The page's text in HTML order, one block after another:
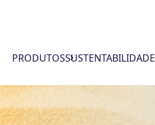
PRODUTOSSUSTENTABILIDADE